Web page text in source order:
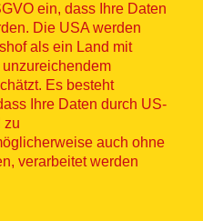
ein, dass Ihre Daten
Die USA werden
als ein Land mit
Es besteht
Ihre Daten durch US-
zu
auch ohne
verarbeitet werden